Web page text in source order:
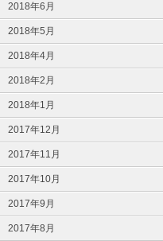
2018年6月
2018年5月
2018年4月
2018年2月
2018年1月
2017年12月
2017年11月
2017年10月
2017年9月
2017年8月